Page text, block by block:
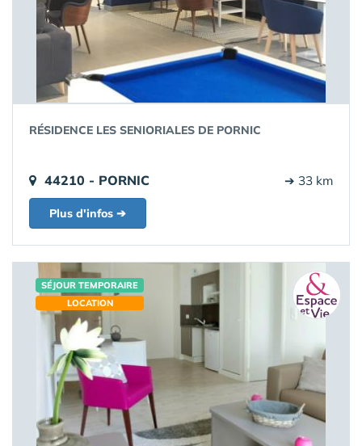
RÉSIDENCE LES SENIORIALES DE PORNIC
44210 - PORNIC ➔ 33 km
Plus d'infos ➔
SÉJOUR TEMPORAIRE
LOCATION